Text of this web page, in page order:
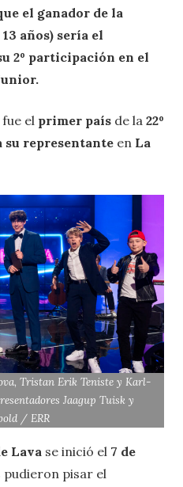
el ganador de la
años) sería el
2º participación en el
fue el primer país de la 22º
su representante en La
Tristan Erik Teniste y Karl-
Jaagup Tuisk y
/ ERR
Lava se inició el 7 de
pudieron pisar el